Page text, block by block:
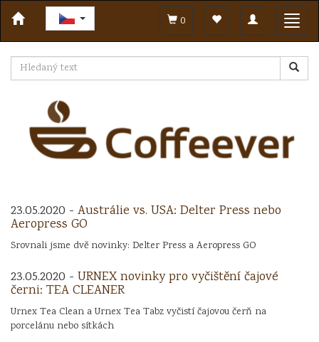
Toggle
navigation
0
23.05.2020 - Austrálie vs. USA: Delter Press nebo
Aeropress GO
Srovnali jsme dvě novinky: Delter Press a Aeropress GO
23.05.2020 - URNEX novinky pro vyčištění čajové
černi: TEA CLEANER
Urnex Tea Clean a Urnex Tea Tabz vyčistí čajovou čerň na
porcelánu nebo sítkách